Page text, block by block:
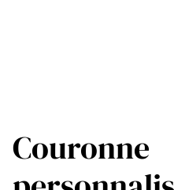
Couronne